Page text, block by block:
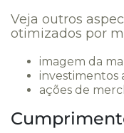
Veja outros
otimizados por
imagem da
investimentos
ações de